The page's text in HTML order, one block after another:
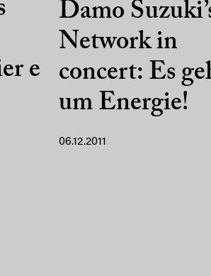
e
Damo
Network in
concert: Es
um Energie!
06.12.2011